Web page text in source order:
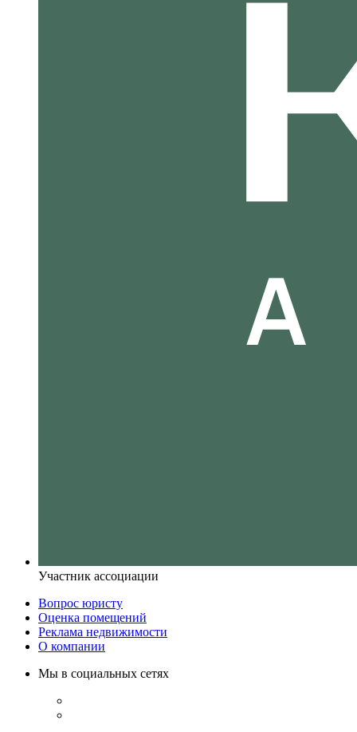
Участник ассоциации
Вопрос юристу
Оценка помещений
Реклама недвижимости
О компании
Мы в социальных сетях